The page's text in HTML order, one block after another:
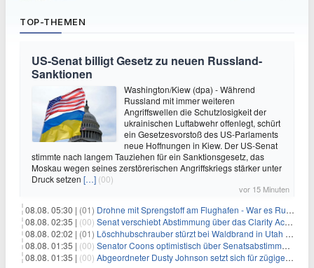
TOP-THEMEN
US-Senat billigt Gesetz zu neuen Russland-
Sanktionen
Washington/Kiew (dpa) - Während
Russland mit immer weiteren
Angriffswellen die Schutzlosigkeit der
ukrainischen Luftabwehr offenlegt, schürt
ein Gesetzesvorstoß des US-Parlaments
neue Hoffnungen in Kiew. Der US-Senat
stimmte nach langem Tauziehen für ein Sanktionsgesetz, das
Moskau wegen seines zerstörerischen Angriffskriegs stärker unter
Druck setzen […] (00)
vor 15 Minuten
08.08. 05:30 | (01) Drohne mit Sprengstoff am Flughafen - War es Russland?
08.08. 02:35 | (00) Senat verschiebt Abstimmung über das Clarity Act: Auswirkungen auf Unternehmen und das Vertrauen der Investoren
08.08. 02:02 | (01) Löschhubschrauber stürzt bei Waldbrand in Utah ab
08.08. 01:35 | (00) Senator Coons optimistisch über Senatsabstimmungen angesichts von Finanzierungsbedenken
08.08. 01:35 | (00) Abgeordneter Dusty Johnson setzt sich für zügige Regierungsfinanzierung angesichts von Shutdown-Risiken ein